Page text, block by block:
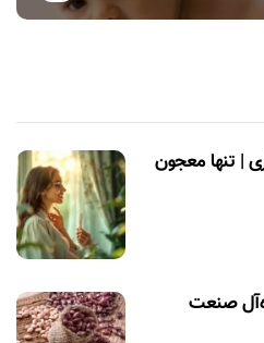
| تنها معجون
صنعت